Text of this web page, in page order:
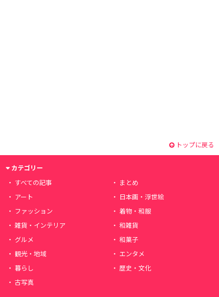
トップに戻る
カテゴリー
すべての記事
まとめ
アート
日本画・浮世絵
ファッション
着物・和服
雑貨・インテリア
和雑貨
グルメ
和菓子
観光・地域
エンタメ
暮らし
歴史・文化
古写真